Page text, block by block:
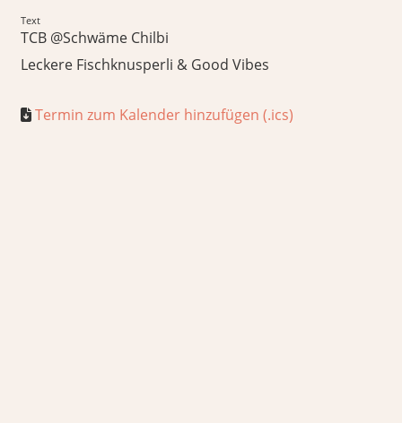
Text
TCB @Schwäme Chilbi
Leckere Fischknusperli & Good Vibes
Termin zum Kalender hinzufügen (.ics)